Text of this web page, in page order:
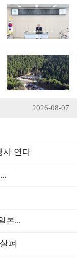
2026-08-07
사 연다
본...
펴